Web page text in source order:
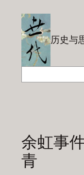
历史与
余虹事
青